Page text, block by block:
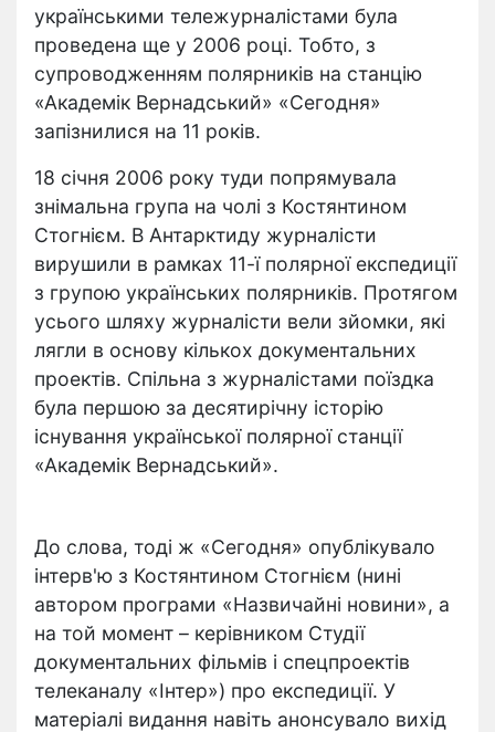
українськими тележурналістами була
проведена ще у 2006 році. Тобто, з
супроводженням полярників на станцію
«Академік Вернадський» «Сегодня»
запізнилися на 11 років.
18 січня 2006 року туди попрямувала
знімальна група на чолі з Костянтином
Стогнієм. В Антарктиду журналісти
вирушили в рамках 11-ї полярної експедиції
з групою українських полярників. Протягом
усього шляху журналісти вели зйомки, які
лягли в основу кількох документальних
проектів. Спільна з журналістами поїздка
була першою за десятирічну історію
існування української полярної станції
«Академік Вернадський».
До слова, тоді ж «Сегодня» опублікувало
інтерв'ю з Костянтином Стогнієм (нині
автором програми «Назвичайні новини», а
на той момент – керівником Студії
документальних фільмів і спецпроектів
телеканалу «Інтер») про експедиції. У
матеріалі видання навіть анонсувало вихід